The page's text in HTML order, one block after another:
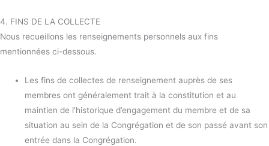
4. FINS DE LA COLLECTE
Nous recueillons les renseignements personnels aux fins
mentionnées ci-dessous.
Les fins de collectes de renseignement auprès de ses
membres ont généralement trait à la constitution et au
maintien de l’historique d’engagement du membre et de sa
situation au sein de la Congrégation et de son passé avant son
entrée dans la Congrégation.